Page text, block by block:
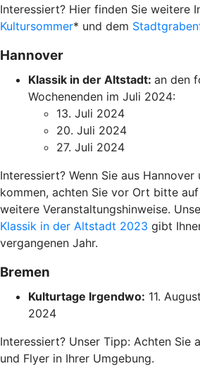
Interessiert? Hier finden Sie weitere
Kultursommer* und dem
Hannover
Klassik in der Altstadt: an den
Wochenenden im Juli 2024:
13. Juli 2024
20. Juli 2024
27. Juli 2024
Interessiert? Wenn Sie aus Hannover
kommen, achten Sie vor Ort bitte
weitere Veranstaltungshinweise.
Klassik in der Altstadt 2023 gibt
vergangenen Jahr.
Bremen
Kulturtage Irgendwo: 11.
2024
Interessiert? Unser Tipp: Achten Sie
und Flyer in Ihrer Umgebung.